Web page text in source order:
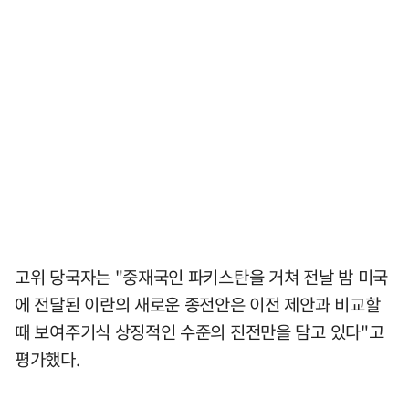
고위 당국자는 "중재국인 파키스탄을 거쳐 전날 밤 미국
에 전달된 이란의 새로운 종전안은 이전 제안과 비교할
때 보여주기식 상징적인 수준의 진전만을 담고 있다"고
평가했다.